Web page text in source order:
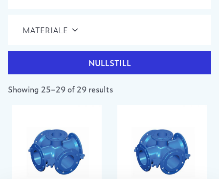
MATERIALE
NULLSTILL
Showing 25–29 of 29 results